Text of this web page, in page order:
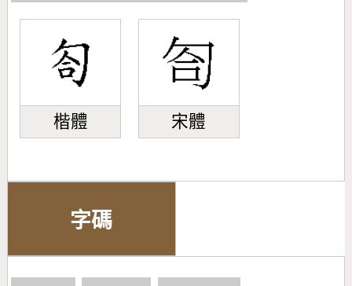
楷體 宋體
字碼